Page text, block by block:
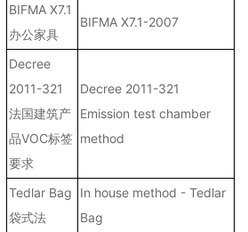
BIFMA X7.1
办公家具
BIFMA X7.1-2007
Decree
2011-321
法国建筑产
品VOC标签
要求
Decree 2011-321
Emission test chamber
method
Tedlar Bag
袋式法
In house method - Tedlar
Bag